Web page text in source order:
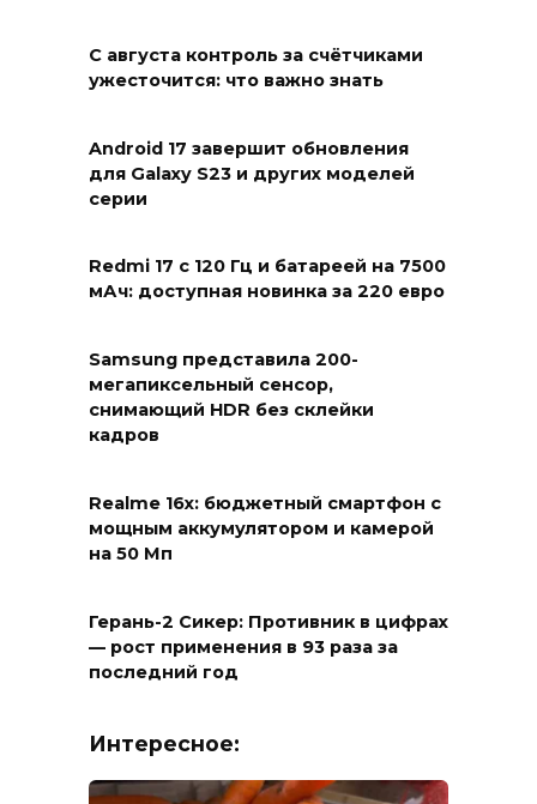
С августа контроль за счётчиками
ужесточится: что важно знать
Android 17 завершит обновления
для Galaxy S23 и других моделей
серии
Redmi 17 с 120 Гц и батареей на 7500
мАч: доступная новинка за 220 евро
Samsung представила 200-
мегапиксельный сенсор,
снимающий HDR без склейки
кадров
Realme 16x: бюджетный смартфон с
мощным аккумулятором и камерой
на 50 Мп
Герань-2 Сикер: Противник в цифрах
— рост применения в 93 раза за
последний год
Интересное: